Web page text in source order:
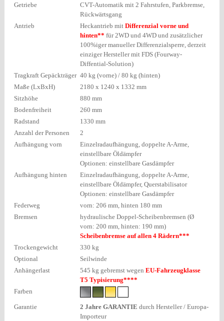
Getriebe
CVT-Automatik mit 2 Fahrstufen, Parkbremse,
Rückwärtsgang
Antrieb
Heckantrieb mitDifferenzial vorne und
hinten** für 2WD und 4WD und zusätzlicher
100%iger manueller Differenzialsperre, derzeit
einziger Hersteller mit FDS (Fourway-
Diffential-Solution)
Tragkraft Gepäckträger 40 kg (vorne) / 80 kg (hinten)
Maße (LxBxH)
2180 x 1240 x 1332 mm
Sitzhöhe
880 mm
Bodenfreiheit
260 mm
Radstand
1330 mm
Anzahl der Personen
2
Aufhängung vorn
Einzelradaufhängung, doppelte A-Arme,
einstellbare Öldämpfer
Optionen: einstellbare Gasdämpfer
Aufhängung hinten
Einzelradaufhängung, doppelte A-Arme,
einstellbare Öldämpfer, Querstabilisator
Optionen: einstellbare Gasdämpfer
Federweg
vorn: 206 mm, hinten 180 mm
Bremsen
hydraulische Doppel-Scheibenbremsen (Ø
vorn: 200 mm, hinten: 190 mm)
Scheibenbremse auf allen 4 Rädern***
Trockengewicht
330 kg
Optional
Seilwinde
Anhängerlast
545 kg gebremst wegenEU-Fahrzeugklasse
T5 Typisierung****
Farben
Garantie 2 Jahre GARANTIE durch Hersteller / Europa-
Importeur